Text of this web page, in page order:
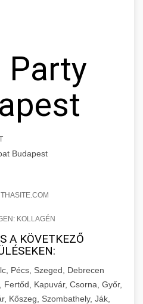
Party
Budapest
KOLLAGÉN
A KÖVETKEZŐ
Pécs, Szeged, Debrecen
Kapuvár, Csorna, Győr,
Kőszeg, Szombathely, Ják,